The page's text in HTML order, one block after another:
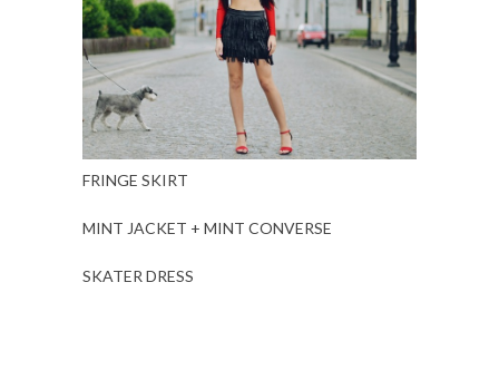
FRINGE SKIRT
MINT JACKET + MINT CONVERSE
SKATER DRESS